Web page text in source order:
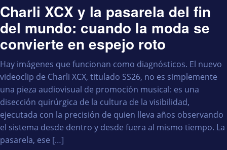
Charli XCX y la pasarela del fin
del mundo: cuando la moda se
convierte en espejo roto
Hay imágenes que funcionan como diagnósticos. El nuevo
videoclip de Charli XCX, titulado SS26, no es simplemente
una pieza audiovisual de promoción musical: es una
disección quirúrgica de la cultura de la visibilidad,
ejecutada con la precisión de quien lleva años observando
el sistema desde dentro y desde fuera al mismo tiempo. La
pasarela, ese […]